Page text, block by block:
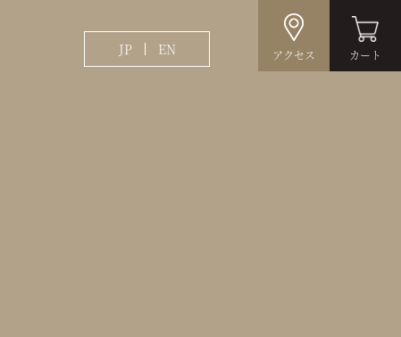
JP EN アクセス カート